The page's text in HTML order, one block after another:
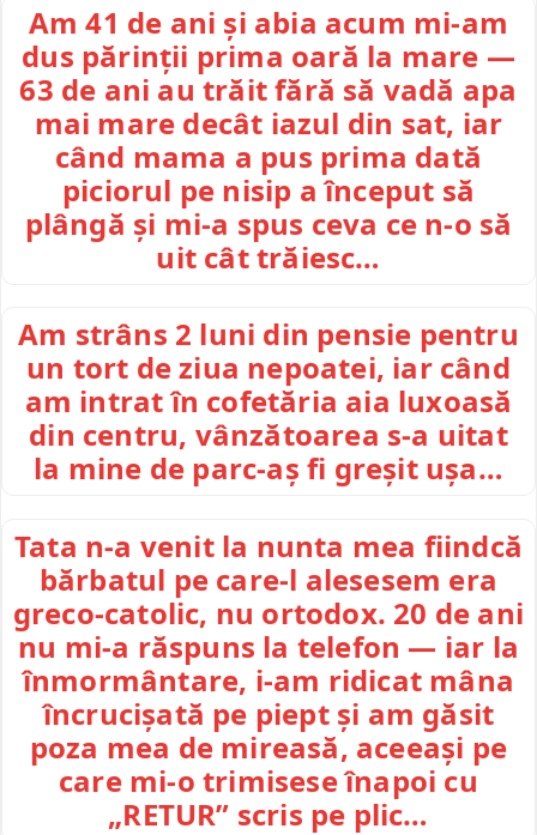
Am 41 de ani și abia acum mi-am
dus părinții prima oară la mare —
63 de ani au trăit fără să vadă apa
mai mare decât iazul din sat, iar
când mama a pus prima dată
piciorul pe nisip a început să
plângă și mi-a spus ceva ce n-o să
uit cât trăiesc…
Am strâns 2 luni din pensie pentru
un tort de ziua nepoatei, iar când
am intrat în cofetăria aia luxoasă
din centru, vânzătoarea s-a uitat
la mine de parc-aș fi greșit ușa…
Tata n-a venit la nunta mea fiindcă
bărbatul pe care-l alesesem era
greco-catolic, nu ortodox. 20 de ani
nu mi-a răspuns la telefon — iar la
înmormântare, i-am ridicat mâna
încrucișată pe piept și am găsit
poza mea de mireasă, aceeași pe
care mi-o trimisese înapoi cu
„RETUR” scris pe plic…